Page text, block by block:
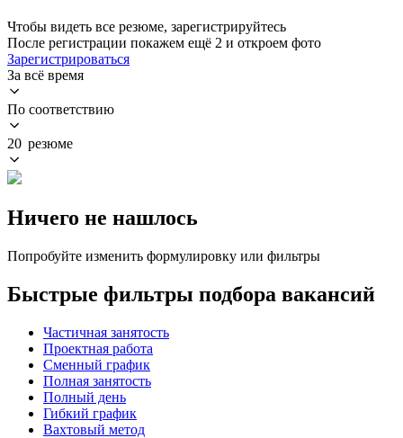
Чтобы видеть все резюме, зарегистрируйтесь
После регистрации покажем ещё 2 и откроем фото
Зарегистрироваться
За всё время
По соответствию
20 резюме
Ничего не нашлось
Попробуйте изменить формулировку или фильтры
Быстрые фильтры подбора вакансий
Частичная занятость
Проектная работа
Сменный график
Полная занятость
Полный день
Гибкий график
Вахтовый метод